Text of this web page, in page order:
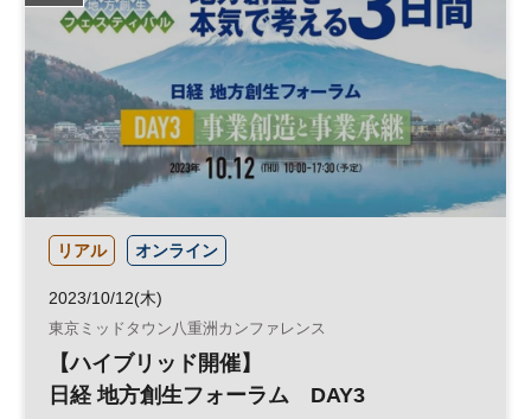
リアル オンライン
2023/10/12(木)
東京ミッドタウン八重洲カンファレンス
【ハイブリッド開催】
日経 地方創生フォーラム DAY3